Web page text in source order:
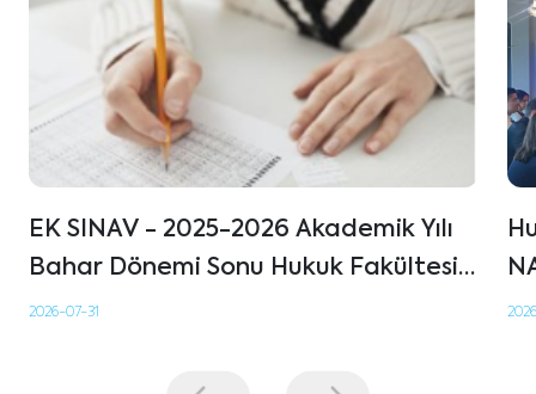
EK SINAV - 2025-2026 Akademik Yılı
Bahar Dönemi Sonu Hukuk Fakültesi
Derslerinin Ek Sınav Programı
2026-07-31